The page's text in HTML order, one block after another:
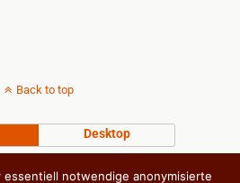
Back to top
Desktop
uns telefonisch unter
essentiell notwendige anonymisierte